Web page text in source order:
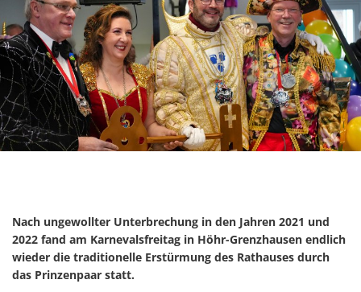
Nach ungewollter Unterbrechung in den Jahren 2021 und
2022 fand am Karnevalsfreitag in Höhr-Grenzhausen endlich
wieder die traditionelle Erstürmung des Rathauses durch
das Prinzenpaar statt.